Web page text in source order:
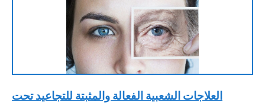
العلاجات الشعبية الفعالة والمثبتة للتجاعيد تحت